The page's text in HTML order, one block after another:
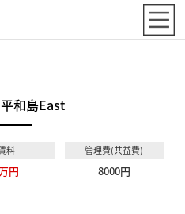
和島East
料
円
管理費(共益費)
8000円